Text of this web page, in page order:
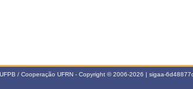
/ Cooperação UFRN - Copyright © 2006-2026 | sigaa-